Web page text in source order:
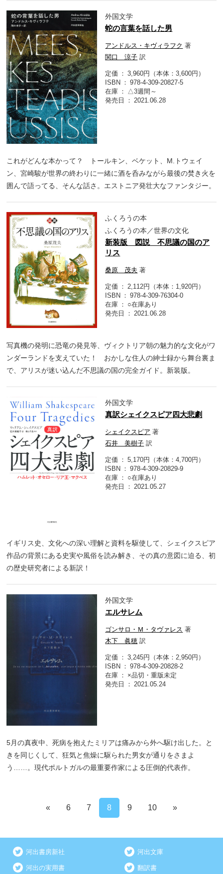
外国文学
蛇の言葉を話した男
アンドルス・キヴィラフク 著
関口 涼子 訳
定価
3,960円（本体：3,600円）
ISBN
978-4-309-20827-5
在庫
△3週間～
発売日
2021.06.28
これがどんな本かって？ トールキン、ベケット、M.トウェイ
ン、宮崎駿が世界の終わりに一緒に酒を呑みながら最後の焚き火を
囲んで語ってる、そんな話さ。エストニア発壮大なファンタジー。
ふくろうの本
ふくろうの本／世界の文化
新装版 図説 不思議の国のア
リス
桑原 茂夫 著
定価
2,112円（本体：1,920円）
ISBN
978-4-309-76304-0
在庫
○在庫あり
発売日
2021.06.28
写真機の発明に恐竜の発見等、ヴィクトリア朝の魅力的な文化がワ
ンダーランドを支えていた！ おかしな住人の紳士録から舞台裏ま
で、アリスが迷い込んだ不思議の国の完全ガイド。新装版。
外国文学
真訳シェイクスピア四大悲劇
シェイクスピア 著
石井 美樹子 訳
定価
5,170円（本体：4,700円）
ISBN
978-4-309-20829-9
在庫
○在庫あり
発売日
2021.05.27
イギリス史、文化への深い理解と資料を駆使して、シェイクスピア
作品の背景にある史実や風俗を読み解き、その真の意図に迫る、初
の歴史研究者による新訳！
外国文学
エルサレム
ゴンサロ・Ｍ・タヴァレス 著
木下 眞穂 訳
定価
3,245円（本体：2,950円）
ISBN
978-4-309-20828-2
在庫
×品切・重版未定
発売日
2021.05.24
5月の真夜中、死病を抱えたミリアは痛みから外へ駆け出した。と
きを同じくして、狂気と焦燥に駆られた男女が通りをさまよ
う……。現代ポルトガルの最重要作家による圧倒的代表作。
« 6 7 8 9 10 »
河出書房新社 河出文庫
河出の実用書 翻訳書